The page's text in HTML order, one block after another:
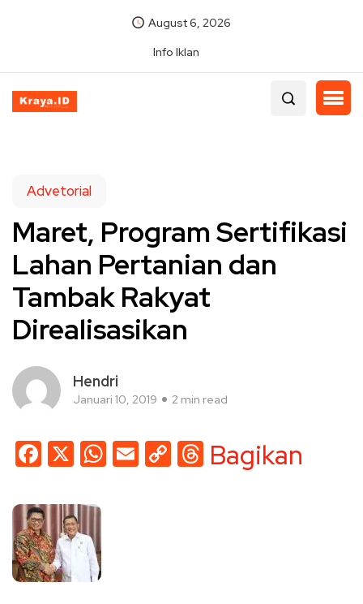
August 6, 2026
Info Iklan
Advetorial
Maret, Program Sertifikasi
Lahan Pertanian dan
Tambak Rakyat
Direalisasikan
Hendri
Januari 10, 2019 2 min read
Facebook
X WhatsApp
EmailCopyThreads
Bagikan